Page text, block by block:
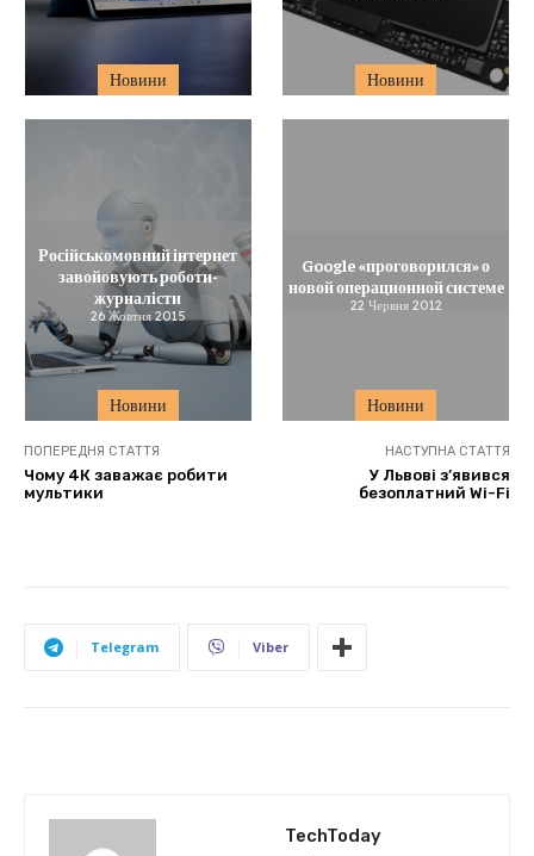
Новини Новини
Новини
Російськомовний інтернет
завойовують роботи-
журналісти
26 Жовтня 2015
Новини
Google «проговорился» о
новой операционной системе
22 Червня 2012
ПОПЕРЕДНЯ СТАТТЯ
Чому 4К заважає робити
мультики
НАСТУПНА СТАТТЯ
У Львові з’явився
безоплатний Wi-Fi
Telegram Viber
TechToday